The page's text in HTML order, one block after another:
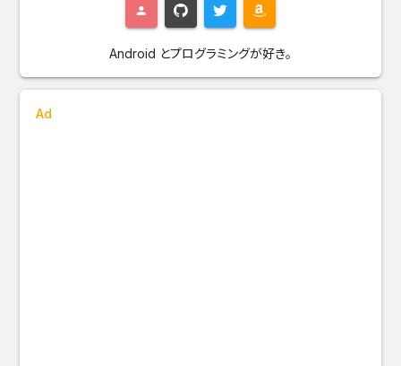
Android とプログラミングが好き。
Ad